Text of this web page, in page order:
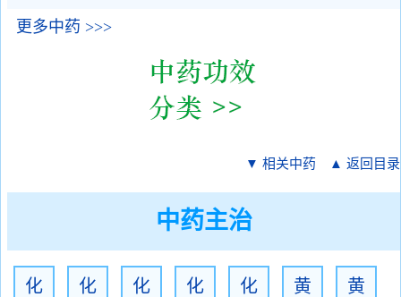
更多中药 >>>
▼ 相关中药 ▲ 返回目录
中药主治
化
化
化
化
化
黄
黄